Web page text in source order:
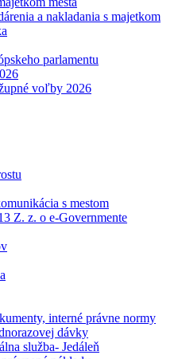
a nakladania s majetkom
parlamentu
voľby 2026
s mestom
Z. z. o e-Governmente
interné právne normy
dávky
služba- Jedáleň